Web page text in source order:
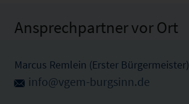
Ansprechpartner vor Ort
Marcus Remlein (Erster Bürgermeister)
info@vgem-burgsinn.de